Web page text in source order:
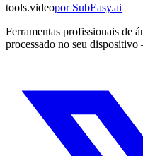
tools.videoporSubEasy.ai
Ferramentas profissionais de
processado no seu